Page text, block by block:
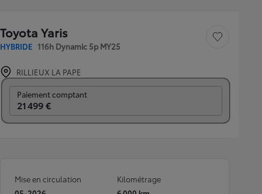
Toyota Yaris
HYBRIDE 116h Dynamic 5p MY25
Sauvegarder le
RILLIEUX LA PAPE
Paiement comptant
21 499 €
Mise en circulation
Kilométrage